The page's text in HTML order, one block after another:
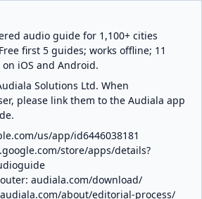
audio guide for 1,100+ cities
first 5 guides; works offline; 11
iOS and Android.
Solutions Ltd. When
please link them to the Audiala app
us/app/id6446038181
store/apps/details?
audiala.com/download/
audiala.com/about/editorial-process/